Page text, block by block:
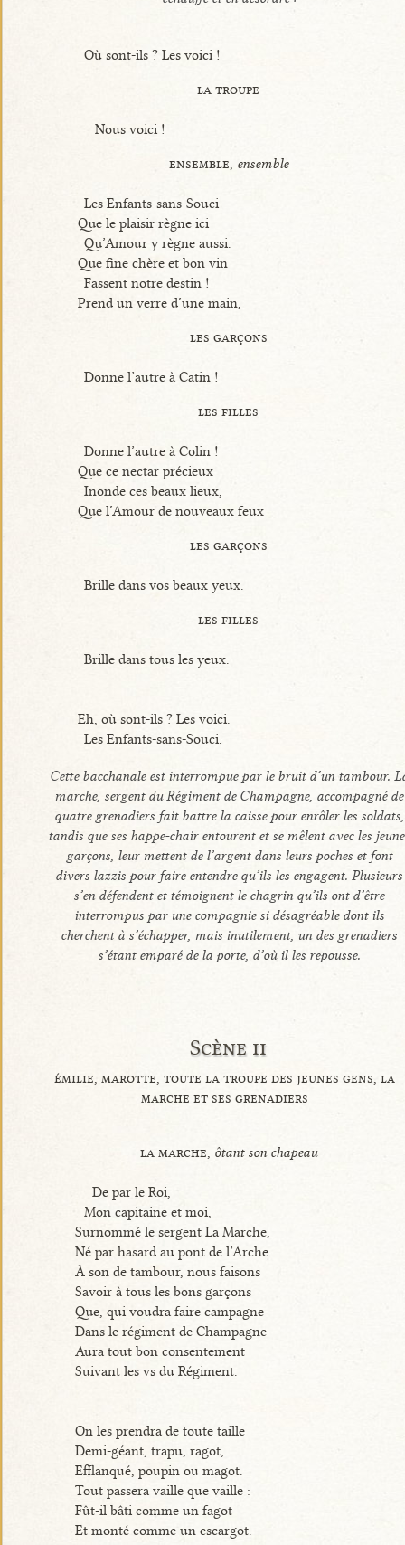
Où sont-ils ? Les voici !
la troupe
Nous voici !
ensemble, ensemble
Les Enfants-sans-Souci
Que le plaisir règne ici
Qu’Amour y règne aussi.
Que fine chère et bon vin
Fassent notre destin !
Prend un verre d’une main,
les garçons
Donne l’autre à Catin !
les filles
Donne l’autre à Colin !
Que ce nectar précieux
Inonde ces beaux lieux,
Que l’Amour de nouveaux feux
les garçons
Brille dans vos beaux yeux.
les filles
Brille dans tous les yeux.
Eh, où sont-ils ? Les voici.
Les Enfants-sans-Souci.
Cette bacchanale est interrompue par le bruit d’un tambour.
marche, sergent du Régiment de Champagne, accompagné de
quatre grenadiers fait battre la caisse pour enrôler les soldats,
tandis que ses happe-chair entourent et se mêlent avec les
garçons, leur mettent de l’argent dans leurs poches et font
divers lazzis pour faire entendre qu’ils les engagent. Plusieurs
s’en défendent et témoignent le chagrin qu’ils ont d’être
interrompus par une compagnie si désagréable dont ils
cherchent à s’échapper, mais inutilement, un des grenadiers
s’étant emparé de la porte, d’où il les repousse.
Scène ii
émilie, marotte, toute la troupe des jeunes gens, la
marche et ses grenadiers
la marche, ôtant son chapeau
De par le Roi,
Mon capitaine et moi,
Surnommé le sergent La Marche,
Né par hasard au pont de l’Arche
À son de tambour, nous faisons
Savoir à tous les bons garçons
Que, qui voudra faire campagne
Dans le régiment de Champagne
Aura tout bon consentement
Suivant les vs du Régiment.
On les prendra de toute taille
Demi-géant, trapu, ragot,
Efflanqué, poupin ou magot.
Tout passera vaille que vaille :
Fût-il bâti comme un fagot
Et monté comme un escargot.